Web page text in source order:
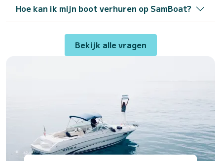
Hoe kan ik mijn boot verhuren op SamBoat?
Bekijk alle vragen